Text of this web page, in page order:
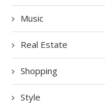
Music
Real Estate
Shopping
Style